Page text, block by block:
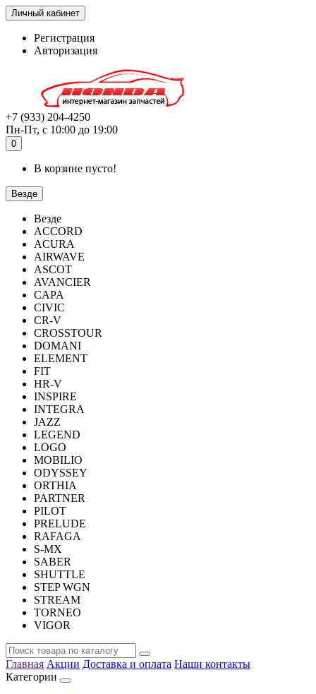
Личный кабинет
Регистрация
Авторизация
+7 (933) 204-4250
Пн-Пт, с 10:00 до 19:00
0
В корзине пусто!
Везде
Везде
ACCORD
ACURA
AIRWAVE
ASCOT
AVANCIER
CAPA
CIVIC
CR-V
CROSSTOUR
DOMANI
ELEMENT
FIT
HR-V
INSPIRE
INTEGRA
JAZZ
LEGEND
LOGO
MOBILIO
ODYSSEY
ORTHIA
PARTNER
PILOT
PRELUDE
RAFAGA
S-MX
SABER
SHUTTLE
STEP WGN
STREAM
TORNEO
VIGOR
Главная Акции Доставка и оплата Наши контакты
Категории